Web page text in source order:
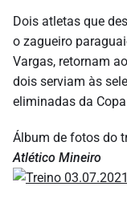
Dois atletas que
o zagueiro
Vargas, retornam
dois serviam às
eliminadas da
Álbum de fotos do
Atlético Mineiro